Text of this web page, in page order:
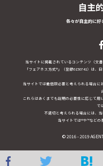
自主
各々が自主的に好
当サイトに掲載されているコンテンツ（文
「フェアネス方式®」（登録6150741）は
当サイトでは最低限必要と考えられる場合
これらはあくまでも説明の必要性に応じて
で
不適切と考えられる場合には、
当サイトでは®や™などの
© 2016 - 2019